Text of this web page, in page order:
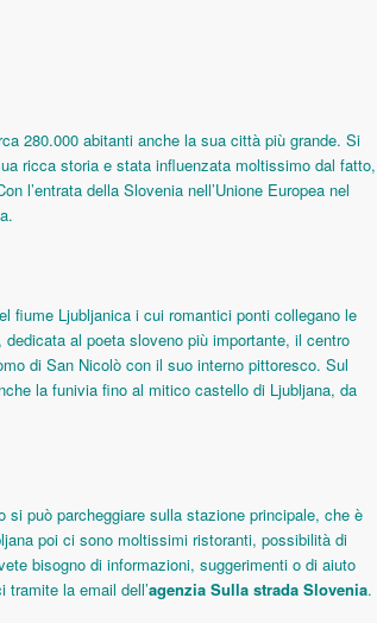
280.000 abitanti anche la sua città più grande. Si
ricca storia e stata influenzata moltissimo dal fatto,
l’entrata della Slovenia nell’Unione Europea nel
fiume Ljubljanica i cui romantici ponti collegano le
al poeta sloveno più importante, il centro
di San Nicolò con il suo interno pittoresco. Sul
la funivia fino al mitico castello di Ljubljana, da
può parcheggiare sulla stazione principale, che è
poi ci sono moltissimi ristoranti, possibilità di
bisogno di informazioni, suggerimenti o di aiuto
tramite la email dell’agenzia Sulla strada Slovenia.